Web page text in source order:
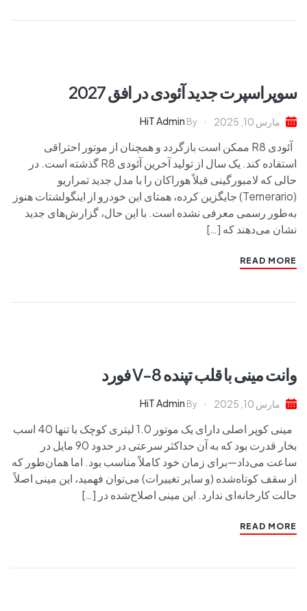
سوپراسپرت جدید آئودی در افق 2027
مارس 10, 2025 By
HiT Admin
آئودی R8 ممکن است بازگردد و همچنان از موتور احتراقی
استفاده کند. یک سال از تولید آخرین آئودی R8 گذشته است. در
حالی که لامبورگینی قبلاً هوراکان را با مدل جدید تمراریو
(Temerario) جایگزین کرده، همتای این خودرو از اینگولشتات هنوز
به‌طور رسمی معرفی نشده است. با این حال، گزارش‌های جدید
نشان می‌دهند که […]
READ MORE
وانت مینی با قلب تپنده V-8 فورد
مارس 10, 2025 By
HiT Admin
مینی کوپر اصلی دارای یک موتور 1.0 لیتری کوچک با تنها 40 اسب
بخار قدرت بود که به آن حداکثر سرعتی در حدود 90 مایل در
ساعت می‌داد—برای زمان خود کاملاً مناسب بود. اما همان‌طور که
از سقف کوتاه‌شده (و سایر تغییرات) می‌توان فهمید، این مینی اصلاً
حالت کارخانه‌ای ندارد. این مینی اصلاح‌شده در […]
READ MORE